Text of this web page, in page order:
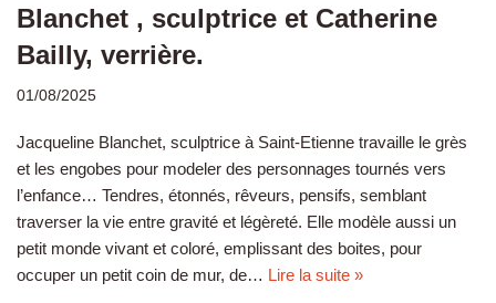
Blanchet , sculptrice et Catherine
Bailly, verrière.
01/08/2025
Jacqueline Blanchet, sculptrice à Saint-Etienne travaille le grès
et les engobes pour modeler des personnages tournés vers
l’enfance… Tendres, étonnés, rêveurs, pensifs, semblant
traverser la vie entre gravité et légèreté. Elle modèle aussi un
petit monde vivant et coloré, emplissant des boites, pour
occuper un petit coin de mur, de… Lire la suite »